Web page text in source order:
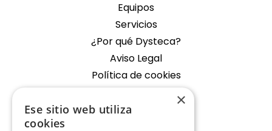
Equipos
Servicios
¿Por qué Dysteca?
Aviso Legal
Política de cookies
Empresa
×
Ese sitio web utiliza
cookies